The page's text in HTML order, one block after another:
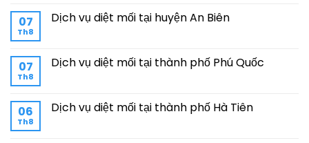
07
Th8
Dịch vụ diệt mối tại huyện An Biên
07
Th8
Dịch vụ diệt mối tại thành phố Phú Quốc
06
Th8
Dịch vụ diệt mối tại thành phố Hà Tiên